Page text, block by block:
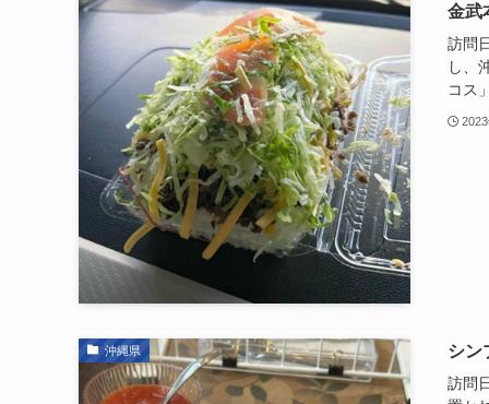
金武
訪問
し、
コス
沖縄県 シン
訪問